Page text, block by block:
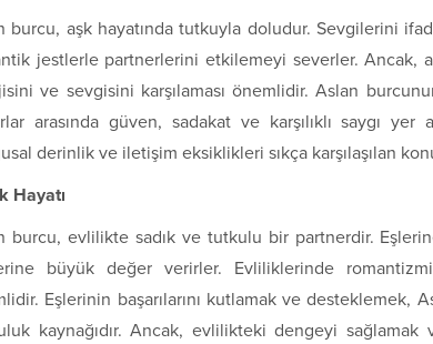
burcu, aşk hayatında tutkuyla doludur. Sevgilerini
jestlerle partnerlerini etkilemeyi severler. Ancak,
ve sevgisini karşılaması önemlidir. Aslan
arasında güven, sadakat ve karşılıklı saygı yer
derinlik ve iletişim eksiklikleri sıkça karşılaşılan
Hayatı
burcu, evlilikte sadık ve tutkulu bir partnerdir.
büyük değer verirler. Evliliklerinde
Eşlerinin başarılarını kutlamak ve desteklemek,
kaynağıdır. Ancak, evlilikteki dengeyi sağlamak